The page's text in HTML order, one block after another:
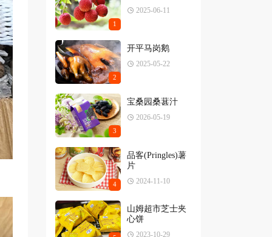
1
2025-06-11
2
开平马岗鹅
2025-05-22
3
宝桑园桑葚汁
2026-05-19
4
品客(Pringles)薯
片
2024-11-10
山姆超市芝士夹
心饼
2023-10-29